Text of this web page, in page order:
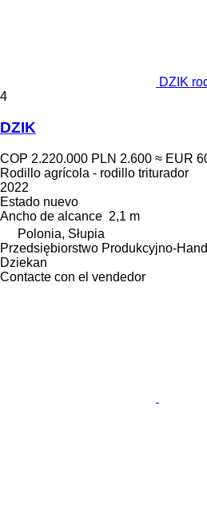
DZIK
4
DZIK
COP 2.220.000 PLN 2.600 ≈ EUR
Rodillo agrícola - rodillo triturador
2022
Estado nuevo
Ancho de alcance 2,1 m
Polonia, Słupia
Przedsiębiorstwo Produkcyjno-
Dziekan
Contacte con el vendedor